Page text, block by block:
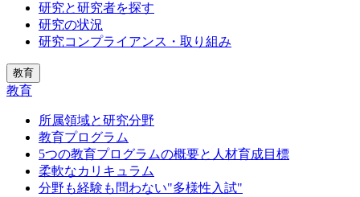
研究と研究者を探す
研究の状況
研究コンプライアンス・取り組み
教育
教育
所属領域と研究分野
教育プログラム
5つの教育プログラムの概要と人材育成目標
柔軟なカリキュラム
分野も経験も問わない"多様性入試"